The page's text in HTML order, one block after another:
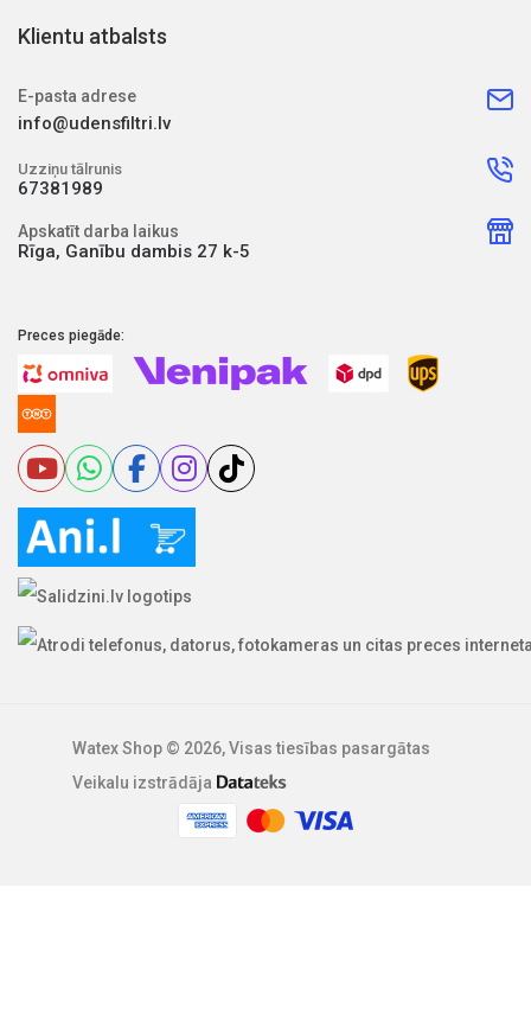
Klientu atbalsts
E-pasta adrese
info@udensfiltri.lv
Uzziņu tālrunis
67381989
Apskatīt darba laikus
Rīga, Ganību dambis 27 k-5
Preces piegāde:
Watex Shop © 2026, Visas tiesības pasargātas
Veikalu izstrādāja